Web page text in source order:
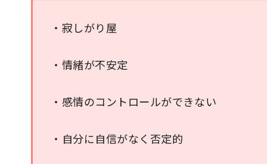
・寂しがり屋
・情緒が不安定
・感情のコントロールができない
・自分に自信がなく否定的